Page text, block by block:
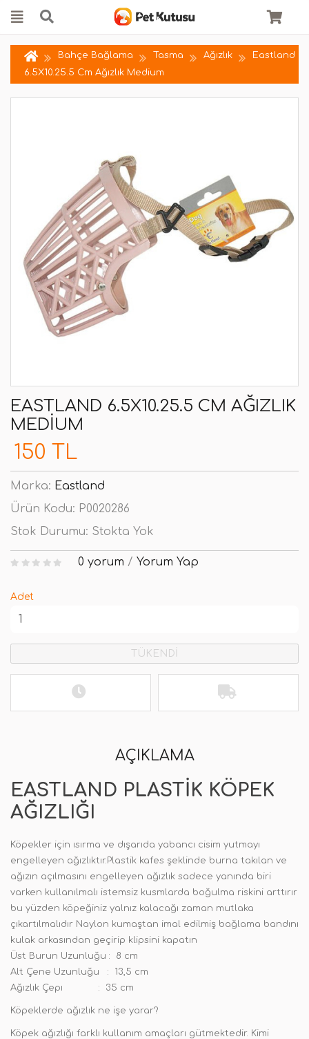
Bahçe Bağlama Tasma Ağızlık
Eastland
6.5X10.25.5 Cm Ağızlık Medium
EASTLAND 6.5X10.25.5 CM AĞIZLIK
MEDIUM
150 TL
Marka: Eastland
Ürün Kodu: P0020286
Stok Durumu: Stokta Yok
0 yorum / Yorum Yap
Adet
TÜKENDİ
AÇIKLAMA
EASTLAND PLASTIK KÖPEK
AĞIZLIĞI
Köpekler için ısırma ve dışarıda yabancı cisim yutmayı
engelleyen ağızlıktır.Plastik kafes şeklinde burna takılan ve
ağızın açılmasını engelleyen ağızlık sadece yanında biri
varken kullanılmalı istemsiz kusmlarda boğulma riskini arttırır
bu yüzden köpeğiniz yalnız kalacağı zaman mutlaka
çıkartılmalıdır Naylon kumaştan imal edilmiş bağlama bandını
kulak arkasından geçirip klipsini kapatın
Üst Burun Uzunluğu : 8 cm
Alt Çene Uzunluğu : 13,5 cm
Ağızlık Çepı : 35 cm
Köpeklerde ağızlık ne işe yarar?
Köpek ağızlığı farklı kullanım amaçları gütmektedir. Kimi